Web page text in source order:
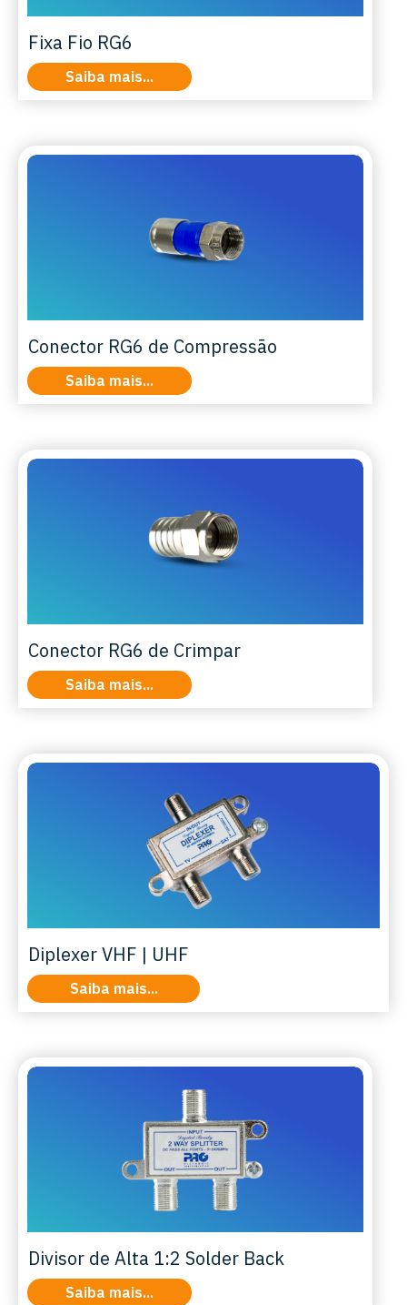
Fixa Fio RG6
Saiba mais...
Conector RG6 de Compressão
Saiba mais...
Conector RG6 de Crimpar
Saiba mais...
Diplexer VHF | UHF
Saiba mais...
Divisor de Alta 1:2 Solder Back
Saiba mais...